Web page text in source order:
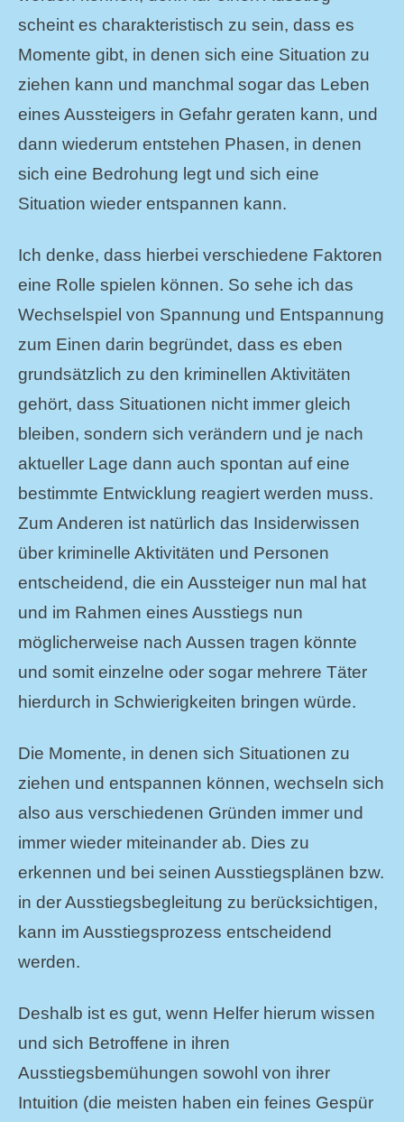
scheint es charakteristisch zu sein, dass es
Momente gibt, in denen sich eine Situation zu
ziehen kann und manchmal sogar das Leben
eines Aussteigers in Gefahr geraten kann, und
dann wiederum entstehen Phasen, in denen
sich eine Bedrohung legt und sich eine
Situation wieder entspannen kann.
Ich denke, dass hierbei verschiedene Faktoren
eine Rolle spielen können. So sehe ich das
Wechselspiel von Spannung und Entspannung
zum Einen darin begründet, dass es eben
grundsätzlich zu den kriminellen Aktivitäten
gehört, dass Situationen nicht immer gleich
bleiben, sondern sich verändern und je nach
aktueller Lage dann auch spontan auf eine
bestimmte Entwicklung reagiert werden muss.
Zum Anderen ist natürlich das Insiderwissen
über kriminelle Aktivitäten und Personen
entscheidend, die ein Aussteiger nun mal hat
und im Rahmen eines Ausstiegs nun
möglicherweise nach Aussen tragen könnte
und somit einzelne oder sogar mehrere Täter
hierdurch in Schwierigkeiten bringen würde.
Die Momente, in denen sich Situationen zu
ziehen und entspannen können, wechseln sich
also aus verschiedenen Gründen immer und
immer wieder miteinander ab. Dies zu
erkennen und bei seinen Ausstiegsplänen bzw.
in der Ausstiegsbegleitung zu berücksichtigen,
kann im Ausstiegsprozess entscheidend
werden.
Deshalb ist es gut, wenn Helfer hierum wissen
und sich Betroffene in ihren
Ausstiegsbemühungen sowohl von ihrer
Intuition (die meisten haben ein feines Gespür